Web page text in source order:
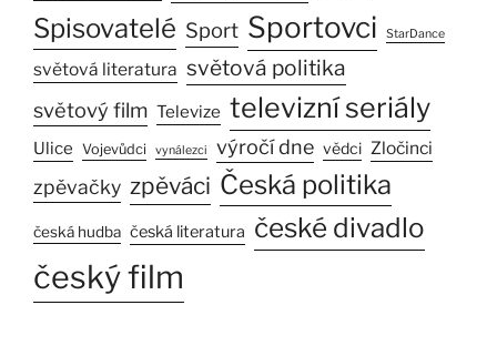
Spisovatelé Sport Sportovci StarDance
světová literatura světová politika
světový film Televize televizní seriály
Ulice Vojevůdci vynálezci výročí dne vědci Zločinci
zpěvačky zpěváci Česká politika
česká hudba česká literatura české divadlo
český film